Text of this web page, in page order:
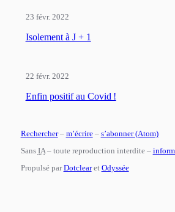
Isolement à J + 1
23 févr. 2022
Enfin positif au Covid !
22 févr. 2022
Rechercher– m’écrire– s’abonner (Atom)
Sans IA– toute reproduction interdite –
Propulsé parDotclearet Odyssée